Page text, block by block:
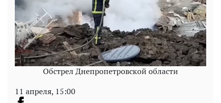
Обстрел Днепропетровской области
11 апреля, 15:00